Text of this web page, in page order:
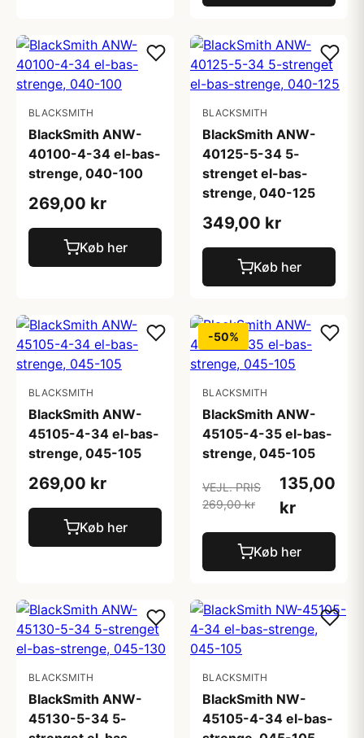
BLACKSMITH
BlackSmith ANW-
40100-4-34 el-bas-
strenge, 040-100
269,00 kr
Køb her
BLACKSMITH
BlackSmith ANW-
40125-5-34 5-
strenget el-bas-
strenge, 040-125
349,00 kr
Køb her
BLACKSMITH
BlackSmith ANW-
45105-4-34 el-bas-
strenge, 045-105
269,00 kr
Køb her
-50%
BLACKSMITH
BlackSmith ANW-
45105-4-35 el-bas-
strenge, 045-105
VEJL. PRIS
269,00 kr
135,00
kr
Køb her
BLACKSMITH
BlackSmith ANW-
45130-5-34 5-
BLACKSMITH
BlackSmith NW-
45105-4-34 el-bas-